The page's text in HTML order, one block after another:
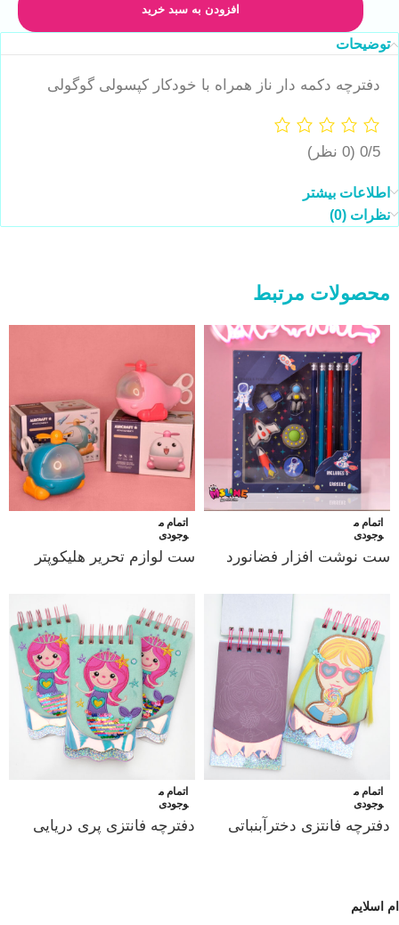
افزودن به سبد خرید
توضیحات
دفترچه دکمه دار ناز همراه با خودکار کپسولی گوگولی
0/5 (0 نظر)
اطلاعات بیشتر
نظرات (0)
محصولات مرتبط
اتمام م
وجودی
ست نوشت افزار فضانورد
اتمام م
وجودی
ست لوازم تحریر هلیکوپتر
اتمام م
وجودی
دفترچه فانتزی دخترآبنباتی
اتمام م
وجودی
دفترچه فانتزی پری دریایی
ام اسلایم